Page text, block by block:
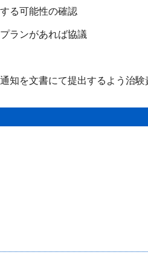
る可能性の確認
ランがあれば協議
知を文書にて提出するよう治